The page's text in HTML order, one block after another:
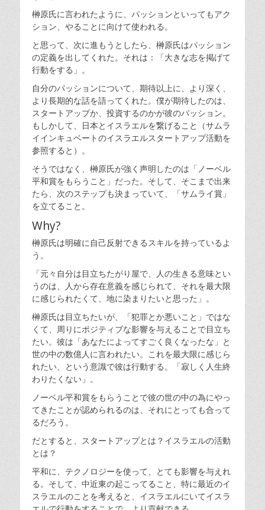
榊原氏に言われたように、パッションといってもアク
ション、やることに向けて使われる。
と思って、次に進もうとしたら、榊原氏はパッション
の定義を出してくれた。それは：「大きな志を掲げて
行動をする」。
自分のパッションについて、期待以上に、より深く、
より長期的な話を語ってくれた。僕が期待したのは、
スタートアップか、投資するのかが彼のパッション。
もしかして、日本とイスラエルを繋げること（サムラ
イインキュベートのイスラエルスタートアップ活動を
参照すると）。
そうではなく、榊原氏が強く声明したのは「ノーベル
平和賞をもらうこと」だった。そして、そこまで出来
たら、次のステップも決まっていて、「サムライ賞」
を立てること。
Why?
榊原氏は明確に自己反射できるスキルを持っているよ
う。
「元々自分は目立ちたがり屋で、人の生きる意味とい
うのは、人から存在意義を感じられて、それを最大限
に感じられたくて、地に染まりたいと思った」。
榊原氏は目立ちたいが、「犯罪とか悪いこと」ではな
くて、周りにポジティブな影響を与えることで目立ち
たい。彼は「あなたによってすごく良くなったな」と
世の中の数億人に言われたい。これを最大限に感じら
れたい、という意識で彼は行動する。「寂しく人生終
わりたくない」。
ノーベル平和賞をもらうことで彼の世の中の為にやっ
てきたことが認められるのは、それにとっても合って
るだろう。
だとすると、スタートアップとは？イスラエルの活動
とは？
平和に、テクノロジーを使って、とても影響を与えれ
る。そして、中近東の起こってること、特に最近のイ
スラエルのことを考えると、イスラエルにいてイスラ